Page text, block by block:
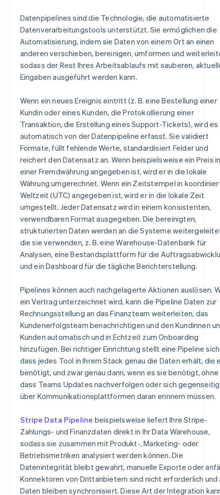
Datenpipelines sind die Technologie, die automatisierte
Datenverarbeitungstools unterstützt. Sie ermöglichen die
Automatisierung, indem sie Daten von einem Ort an einen
anderen verschieben, bereinigen, umformen und
sodass der Rest Ihres Arbeitsablaufs mit sauberen,
Eingaben ausgeführt werden kann.
Wenn ein neues Ereignis eintritt (z. B. eine Bestellung einer
Kundin oder eines Kunden, die Protokollierung einer
Transaktion, die Erstellung eines Support-Tickets), wird es
automatisch von der Datenpipeline erfasst. Sie validiert
Formate, füllt fehlende Werte, standardisiert Felder und
reichert den Datensatz an. Wenn beispielsweise ein Preis
einer Fremdwährung angegeben ist, wird er in die lokale
Währung umgerechnet. Wenn ein Zeitstempel in
Weltzeit (UTC) angegeben ist, wird er in die lokale Zeit
umgestellt. Jeder Datensatz wird in einem konsistenten,
verwendbaren Format ausgegeben. Die bereinigten,
strukturierten Daten werden an die Systeme
die sie verwenden, z. B. eine Warehouse-Datenbank für
Analysen, eine Bestandsplattform für die
und ein Dashboard für die tägliche Berichterstellung.
Pipelines können auch nachgelagerte Aktionen auslösen.
ein Vertrag unterzeichnet wird, kann die Pipeline Daten zur
Rechnungsstellung an das Finanzteam weiterleiten, das
Kundenerfolgsteam benachrichtigen und den Kundinnen
Kunden automatisch und in Echtzeit zum Onboarding
hinzufügen. Bei richtiger Einrichtung stellt eine Pipeline
dass jedes Tool in Ihrem Stack genau die Daten erhält, die
benötigt, und zwar genau dann, wenn es sie benötigt, ohne
dass Teams Updates nachverfolgen oder sich gegenseitig
über Kommunikationsplattformen daran erinnern müssen.
Stripe Data Pipeline beispielsweise liefert Ihre Stripe-
Zahlungs- und Finanzdaten direkt in Ihr Data Warehouse,
sodass sie zusammen mit Produkt-, Marketing- oder
Betriebsmetriken analysiert werden können. Die
Datenintegrität bleibt gewahrt, manuelle Exporte oder
Konnektoren von Drittanbietern sind nicht erforderlich und
Daten bleiben synchronisiert. Diese Art der Integration